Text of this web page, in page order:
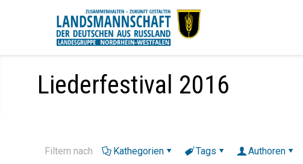
Liederfestival 2016
Filtern nach Kathegorien Tags Authoren